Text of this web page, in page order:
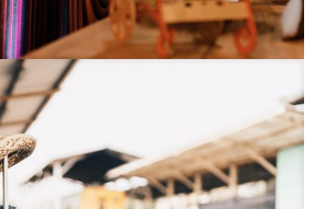
Parcs thématiques